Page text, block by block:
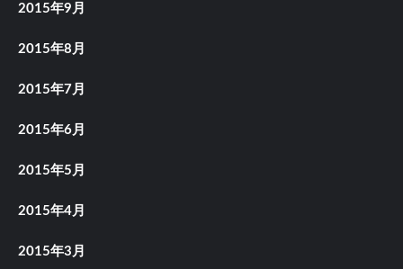
2015年9月
2015年8月
2015年7月
2015年6月
2015年5月
2015年4月
2015年3月